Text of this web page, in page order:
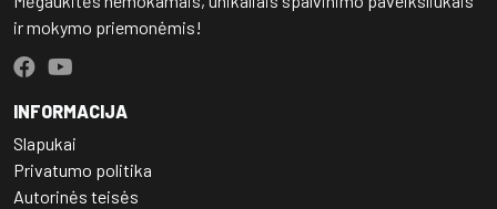
ir mokymo priemonėmis!
INFORMACIJA
Slapukai
Privatumo politika
Autorinės teisės